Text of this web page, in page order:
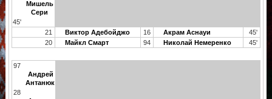
Мишель
Сери
45'
21
Виктор Адебойджо 16 Акрам Аснауи
45'
20
Майкл Смарт 94 Николай Немеренко 45'
97
Андрей
Антанюк
28